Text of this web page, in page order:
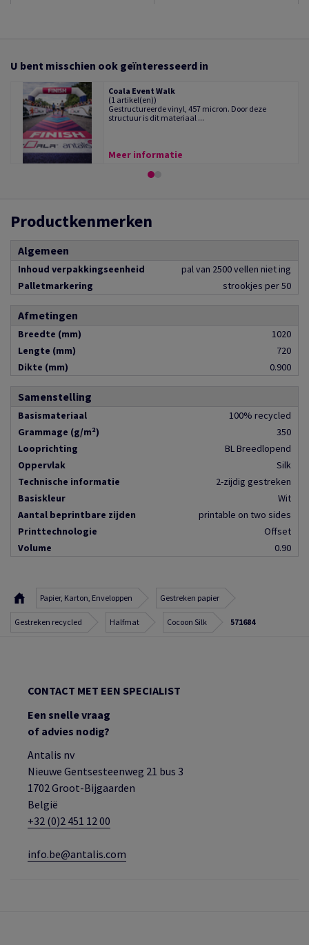
U bent misschien ook geïnteresseerd in
Coala Event Walk
(1 artikel(en))
Gestructureerde vinyl, 457 micron. Door deze
structuur is dit materiaal ...
Meer informatie
Productkenmerken
Algemeen
Inhoud verpakkingseenheid
pal van 2500 vellen niet ing
Palletmarkering
strookjes per 50
Afmetingen
Breedte (mm)
1020
Lengte (mm)
720
Dikte (mm)
0.900
Samenstelling
Basismateriaal
100% recycled
Grammage (g/m²)
350
Looprichting
BL Breedlopend
Oppervlak
Silk
Technische informatie
2-zijdig gestreken
Basiskleur
Wit
Aantal beprintbare zijden
printable on two sides
Printtechnologie
Offset
Volume
0.90
Papier, Karton, Enveloppen Gestreken papier
Gestreken recycled Halfmat Cocoon Silk 571684
CONTACT MET EEN SPECIALIST
Een snelle vraag
of advies nodig?
Antalis nv
Nieuwe Gentsesteenweg 21 bus 3
1702 Groot-Bijgaarden
België
+32 (0)2 451 12 00
info.be@antalis.com